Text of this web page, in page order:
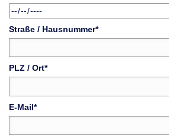
Straße / Hausnummer*
PLZ / Ort*
E-Mail*